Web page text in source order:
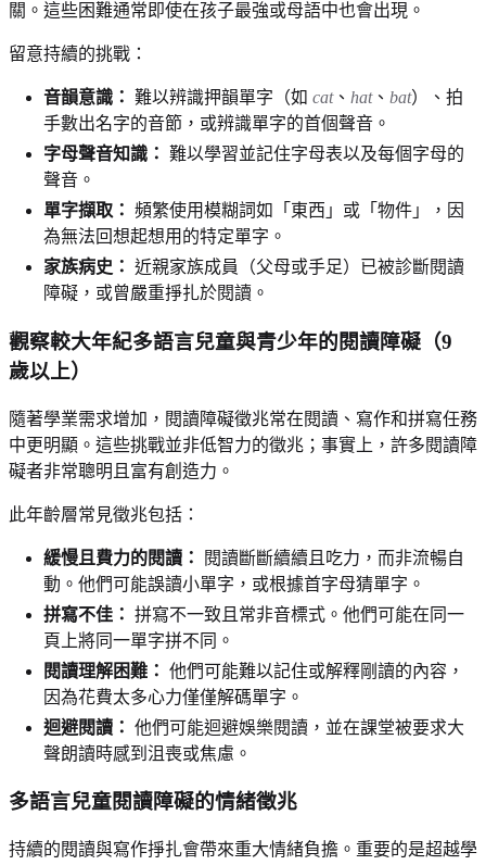
關。這些困難通常即使在孩子最強或母語中也會出現。
留意持續的挑戰：
音韻意識： 難以辨識押韻單字（如 cat、 hat、 bat）、拍
手數出名字的音節，或辨識單字的首個聲音。
字母聲音知識： 難以學習並記住字母表以及每個字母的
聲音。
單字擷取： 頻繁使用模糊詞如「東西」或「物件」，因
為無法回想起想用的特定單字。
家族病史： 近親家族成員（父母或手足）已被診斷閱讀
障礙，或曾嚴重掙扎於閱讀。
觀察較大年紀多語言兒童與青少年的閱讀障礙（9
歲以上）
隨著學業需求增加，閱讀障礙徵兆常在閱讀、寫作和拼寫任務
中更明顯。這些挑戰並非低智力的徵兆；事實上，許多閱讀障
礙者非常聰明且富有創造力。
此年齡層常見徵兆包括：
緩慢且費力的閱讀：
閱讀斷斷續續且吃力，而非流暢自
動。他們可能誤讀小單字，或根據首字母猜單字。
拼寫不佳： 拼寫不一致且常非音標式。他們可能在同一
頁上將同一單字拼不同。
閱讀理解困難： 他們可能難以記住或解釋剛讀的內容，
因為花費太多心力僅僅解碼單字。
迴避閱讀： 他們可能迴避娛樂閱讀，並在課堂被要求大
聲朗讀時感到沮喪或焦慮。
多語言兒童閱讀障礙的情緒徵兆
持續的閱讀與寫作掙扎會帶來重大情緒負擔。重要的是超越學